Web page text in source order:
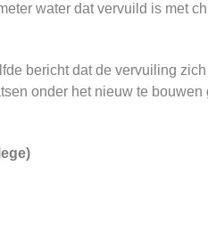
water dat vervuild is met
bericht dat de vervuiling
onder het nieuw te